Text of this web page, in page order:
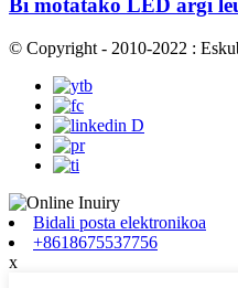
Bi motatako LED argi
© Copyright - 2010-2022 :
Bidali posta elektronikoa
+8618675537756
x